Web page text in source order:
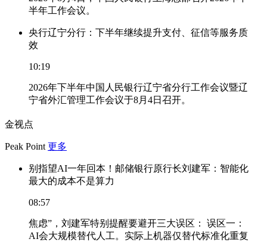
半年工作会议。
央行辽宁分行：下半年继续提升支付、征信等服务质
效
10:19
2026年下半年中国人民银行辽宁省分行工作会议暨辽
宁省外汇管理工作会议于8月4日召开。
金视点
Peak Point 更多
别指望AI一年回本！邮储银行原行长刘建军：智能化
最大的成本不是算力
08:57
焦虑”，刘建军特别提醒要避开三大误区： 误区一：
AI会大规模替代人工。实际上机器仅替代标准化重复